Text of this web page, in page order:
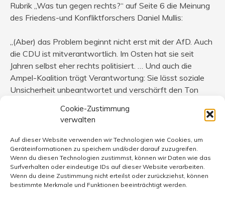
Cookie-Zustimmung
verwalten
Auf dieser Website verwenden wir Technologien wie Cookies, um
Geräteinformationen zu speichern und/oder darauf zuzugreifen.
Wenn du diesen Technologien zustimmst, können wir Daten wie das
Surfverhalten oder eindeutige IDs auf dieser Website verarbeiten.
Wenn du deine Zustimmung nicht erteilst oder zurückziehst, können
bestimmte Merkmale und Funktionen beeinträchtigt werden.
Rubrik „Was tun gegen rechts?“ auf Seite 6 die Meinung
des Friedens-und Konfliktforschers Daniel Mullis:
„(Aber) das Problem beginnt nicht erst mit der AfD. Auch
die CDU ist mitverantwortlich. Im Osten hat sie seit
Jahren selbst eher rechts politisiert. … Und auch die
Ampel-Koalition trägt Verantwortung: Sie lässt soziale
Unsicherheit unbeantwortet und verschärft den Ton
gestärkt, Rassismus salonfähig gehalten und damit der
Sehe ich auch so.